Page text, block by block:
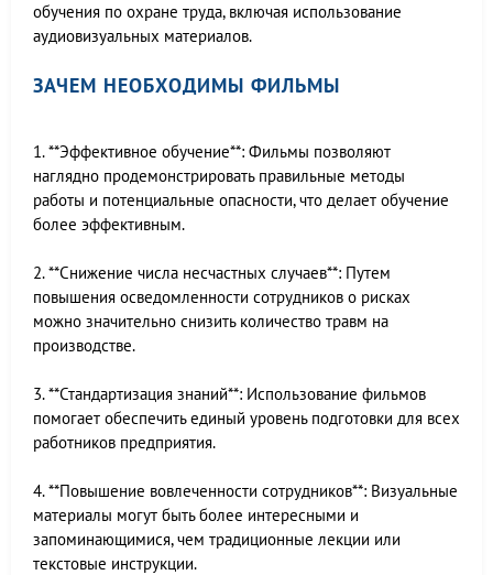
обучения по охране труда, включая использование
аудиовизуальных материалов.
ЗАЧЕМ НЕОБХОДИМЫ ФИЛЬМЫ
1. **Эффективное обучение**: Фильмы позволяют
наглядно продемонстрировать правильные методы
работы и потенциальные опасности, что делает обучение
более эффективным.
2. **Снижение числа несчастных случаев**: Путем
повышения осведомленности сотрудников о рисках
можно значительно снизить количество травм на
производстве.
3. **Стандартизация знаний**: Использование фильмов
помогает обеспечить единый уровень подготовки для всех
работников предприятия.
4. **Повышение вовлеченности сотрудников**: Визуальные
материалы могут быть более интересными и
запоминающимися, чем традиционные лекции или
текстовые инструкции.